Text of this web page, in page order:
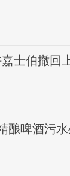
士伯撤回
酿啤酒污